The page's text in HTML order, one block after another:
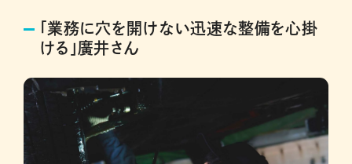
「業務に穴を開けない迅速な整備を心掛
ける」廣井さん